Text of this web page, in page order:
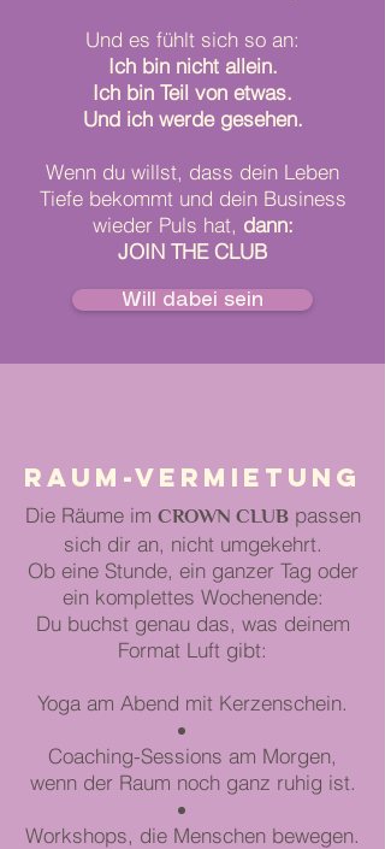
Und es fühlt sich so an:
Ich bin nicht allein.
Ich bin Teil von etwas.
Und ich werde gesehen.
Wenn du willst, dass dein Leben
Tiefe bekommt und dein Business
wieder Puls hat, dann:
JOIN THE CLUB
Will dabei sein
Raum-vermietung
Die Räume im CROWN CLUBpassen
sich dir an, nicht umgekehrt.
Ob eine Stunde, ein ganzer Tag oder
ein komplettes Wochenende:
Du buchst genau das, was deinem
Format Luft gibt:
Yoga am Abend mit Kerzenschein.
Coaching-Sessions am Morgen,
wenn der Raum noch ganz ruhig ist.
Workshops, die Menschen bewegen.